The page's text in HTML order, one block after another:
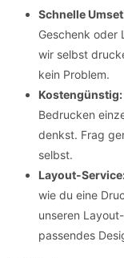
Schnelle
Geschenk oder
wir selbst
kein Problem.
Kostengünstig:
Bedrucken
denkst. Frag
selbst.
Layout-
wie du eine
unseren
passendes